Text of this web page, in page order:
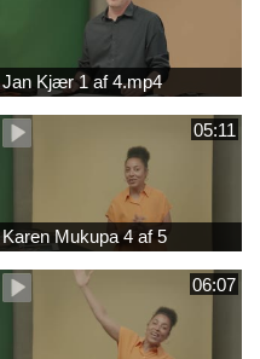
Jan Kjær 1 af 4.mp4
05:11
Karen Mukupa 4 af 5
06:07